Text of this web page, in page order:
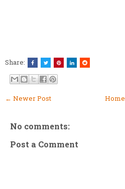
Share:
← Newer Post Home
No comments:
Post a Comment